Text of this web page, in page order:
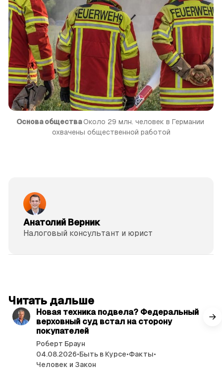
Основа общества Около 29 млн. человек в Германии
охвачены общественной работой
Анатолий Верник
Налоговый кон­суль­тант и юрист
Читать дальше
Новая техника подвела? Федеральный
верховный суд встал на сторону
покупателей
Роберт Браун
04.08.2026•Быть в Курсе•Факты•
Человек и Закон